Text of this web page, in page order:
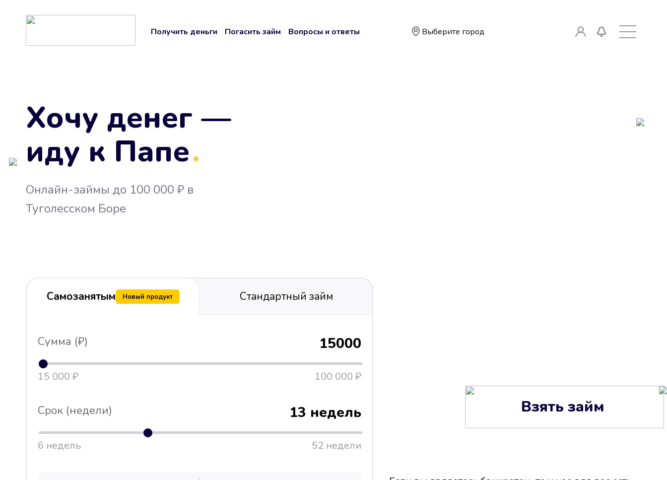
Получить деньги Погасить займ Вопросы и ответы Выберите город
Хочу денег —
иду к Папе
.
Онлайн-займы до 100 000 ₽ в
Туголесском Боре
Самозанятым Новый продукт Стандартный займ
Сумма (₽) 15000
15 000 ₽ 100 000 ₽
Срок (недели) 13 недель
6 недель 52 недели
Взять займ